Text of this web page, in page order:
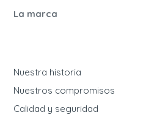
La marca
Nuestra historia
Nuestros compromisos
​Calidad y seguridad